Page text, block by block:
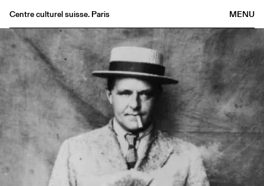
MENU
Centre culturel suisse. Paris
Agenda
Librairie
Buvette
Archives
Médiathèque
Éditions
Informations
EN